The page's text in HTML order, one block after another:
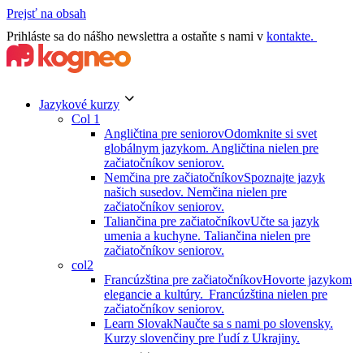
Prejsť na obsah
Prihláste sa do nášho newslettra a ostaňte s nami v kontakte.
Jazykové kurzy
Col 1
Angličtina pre seniorovOdomknite si svet
globálnym jazykom. Angličtina nielen pre
začiatočníkov seniorov.
Nemčina pre začiatočníkovSpoznajte jazyk
našich susedov. Nemčina nielen pre
začiatočníkov seniorov.
Taliančina pre začiatočníkovUčte sa jazyk
umenia a kuchyne. Taliančina nielen pre
začiatočníkov seniorov.
col2
Francúzština pre začiatočníkovHovorte jazykom
elegancie a kultúry. Francúzština nielen pre
začiatočníkov seniorov.
Learn SlovakNaučte sa s nami po slovensky.
Kurzy slovenčiny pre ľudí z Ukrajiny.